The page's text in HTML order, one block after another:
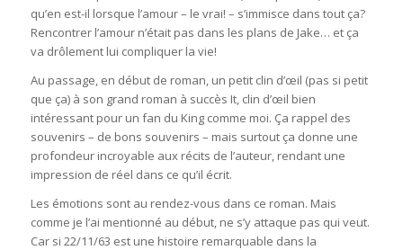
qu’en est-il lorsque l’amour – le vrai! – s’immisce dans tout ça?
Rencontrer l’amour n’était pas dans les plans de Jake… et ça
va drôlement lui compliquer la vie!
Au passage, en début de roman, un petit clin d’œil (pas si petit
que ça) à son grand roman à succès It, clin d’œil bien
intéressant pour un fan du King comme moi. Ça rappel des
souvenirs – de bons souvenirs – mais surtout ça donne une
profondeur incroyable aux récits de l’auteur, rendant une
impression de réel dans ce qu’il écrit.
Les émotions sont au rendez-vous dans ce roman. Mais
comme je l’ai mentionné au début, ne s’y attaque pas qui veut.
Car si 22/11/63 est une histoire remarquable dans la